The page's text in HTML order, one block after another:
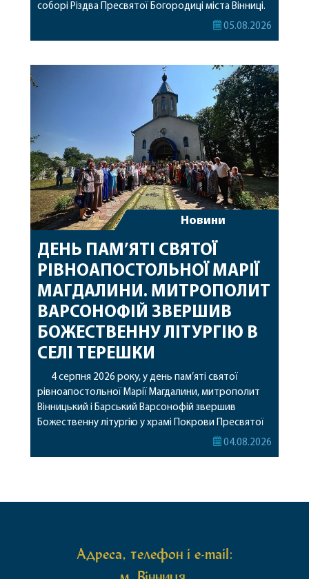
соборі Різдва Пресвятої Богородиці міста Вінниці.
Його Високопреосвященству співслужили
священному сані. Під час богослужіння підносилися
особливі молитви за мир в Україні, за воїнів, які
05.08.2026
Новини
ДЕНЬ ПАМ’ЯТІ СВЯТОЇ
РІВНОАПОСТОЛЬНОЇ МАРІЇ
МАГДАЛИНИ. МИТРОПОЛИТ
ВАРСОНОФІЙ ЗВЕРШИВ
БОЖЕСТВЕННУ ЛІТУРГІЮ В
СЕЛІ ТЕРЕШКИ
4 серпня 2026 року, у день пам’яті святої
рівноапостольної Марії Магдалини, митрополит
Вінницький і Барський Варсонофій звершив
Божественну літургію у храмі Покрови Пресвятої
Богородиці села Терешки Барського благочиння.
04.08.2026
Адреса, телефон і e-mail: